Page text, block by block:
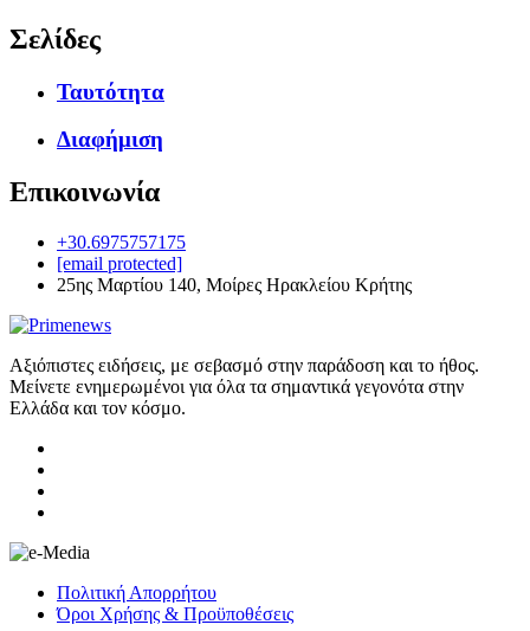
Σελίδες
Ταυτότητα
Διαφήμιση
Επικοινωνία
+30.6975757175
[email protected]
25ης Μαρτίου 140, Μοίρες Ηρακλείου Κρήτης
Αξιόπιστες ειδήσεις, με σεβασμό στην παράδοση και το ήθος.
Μείνετε ενημερωμένοι για όλα τα σημαντικά γεγονότα στην
Ελλάδα και τον κόσμο.
Πολιτική Απορρήτου
Όροι Χρήσης & Προϋποθέσεις